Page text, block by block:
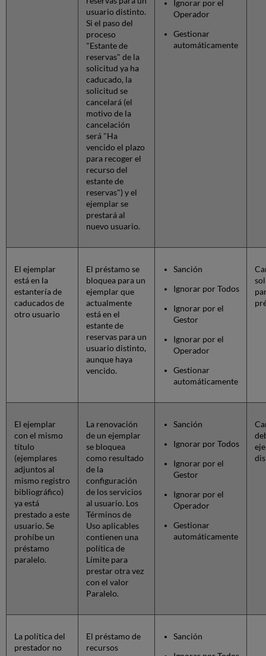
usuario distinto.
Si el paso del
proceso
"Estante de
reservas" de la
solicitud ya ha
caducado, la
solicitud se
cancelará (el
motivo de la
cancelación
será "Ha
vencido el plazo
para recoger el
recurso del
estante de
reservas") y el
ejemplar se
prestará al
nuevo usuario.
Ignorar por el
Operador
Gestionar
automáticamente
El ejemplar
está en la
estantería de
caducados de
otro usuario
El préstamo se
bloquea para un
ejemplar que
actualmente
está en el
estante de
reservas para un
usuario distinto,
aunque haya
vencido.
Sanción
Ignorar por Todos
Ignorar por el
Gestor
Ignorar por el
Operador
Gestionar
automáticamente
El ejemplar
con el mismo
título
(ejemplares
adjuntos al
mismo registro
bibliográfico)
ya está
prestado a este
usuario. Se
prohíbe un
préstamo
paralelo.
La renovación
de un ejemplar
se bloquea
como resultado
de la
configuración
de los servicios
al usuario. Los
Términos de
Uso aplicables
contienen una
política de
Límite para
prestar otra vez
con el valor
Paralelo.
Sanción
Ignorar por Todos
Ignorar por el
Gestor
Ignorar por el
Operador
Gestionar
automáticamente
La política del
prestador no
El préstamo de
recursos
Sanción